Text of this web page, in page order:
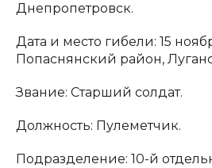
Днепропетровск.
Дата и место гибели: 15
Попаснянский район,
Звание: Старший солдат.
Должность: Пулеметчик.
Подразделение: 10-й